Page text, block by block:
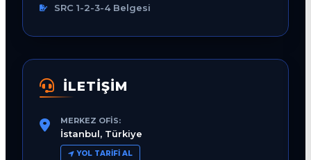
SRC 1-2-3-4 Belgesi
İLETİŞİM
MERKEZ OFIS:
İstanbul, Türkiye
YOL TARIFI AL